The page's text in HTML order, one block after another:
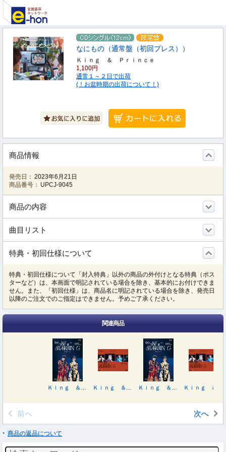
なにもの（通常盤（初回プレス））
Ｋｉｎｇ ＆ Ｐｒｉｎｃｅ
1,100円
通常１～２日で出荷
(！お盆時期の出荷について！)
商品情報
発売日： 2023年6月21日
商品番号： UPCJ-9045
商品の内容
曲目リスト
特典・初回仕様について
特典・初回仕様について「封入特典」以外の商品の外付けとなる特典（ポス
ターなど）は、本画面で明記されている場合を除き、基本的にお付けできま
せん。また、「初回仕様」は、商品名に明記されている場合を除き、発売日
以降のご注文でのご指定はできません。予めご了承ください。
関連商品
前へ 次へ
商品の返品について